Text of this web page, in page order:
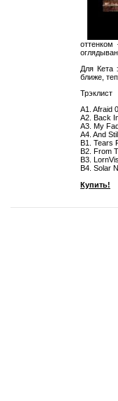
Для Кета
ближе,
Трэклист
A1. Afraid
A2. Back
A3. My
A4. And
B1. Tears
B2. From
B3.
B4. Solar
Купить!